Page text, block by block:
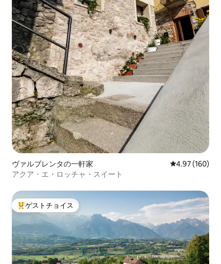
ヴァルブレンタの一軒家 レビュー160
4.97 (160)
アクア・エ・ロッチャ・スイート
大好評のゲストチョイスです。
ゲストチョイス